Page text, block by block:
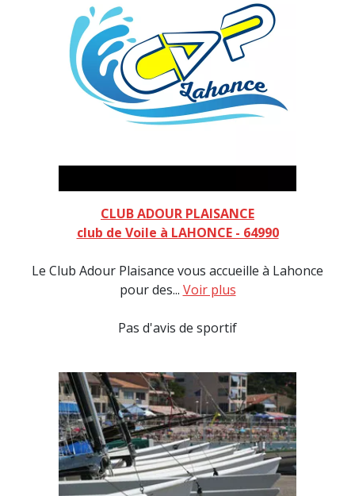
CLUB ADOUR PLAISANCE
club de Voile à LAHONCE - 64990
Le Club Adour Plaisance vous accueille à Lahonce
pour des... Voir plus
Pas d'avis de sportif